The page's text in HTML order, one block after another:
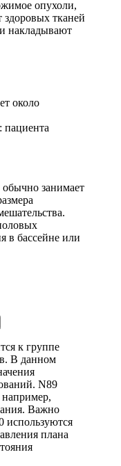
опухоли,
здоровых тканей
накладывают
около
пациента
занимает
в бассейне или
к группе
В данном
N89
например,
Важно
используются
плана